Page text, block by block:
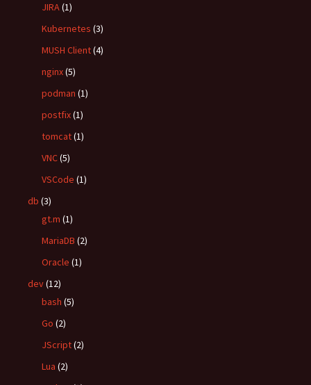
JIRA(1)
Kubernetes (3)
MUSH Client(4)
nginx(5)
podman (1)
postfix(1)
tomcat(1)
VNC(5)
VSCode (1)
db (3)
gt.m (1)
MariaDB (2)
Oracle (1)
dev(12)
bash (5)
Go (2)
JScript(2)
Lua (2)